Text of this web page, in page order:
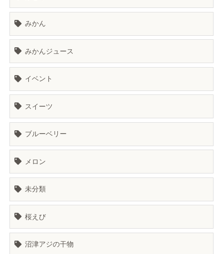
みかん
みかんジュース
イベント
スイーツ
ブルーベリー
メロン
未分類
桜えび
沼津アジの干物